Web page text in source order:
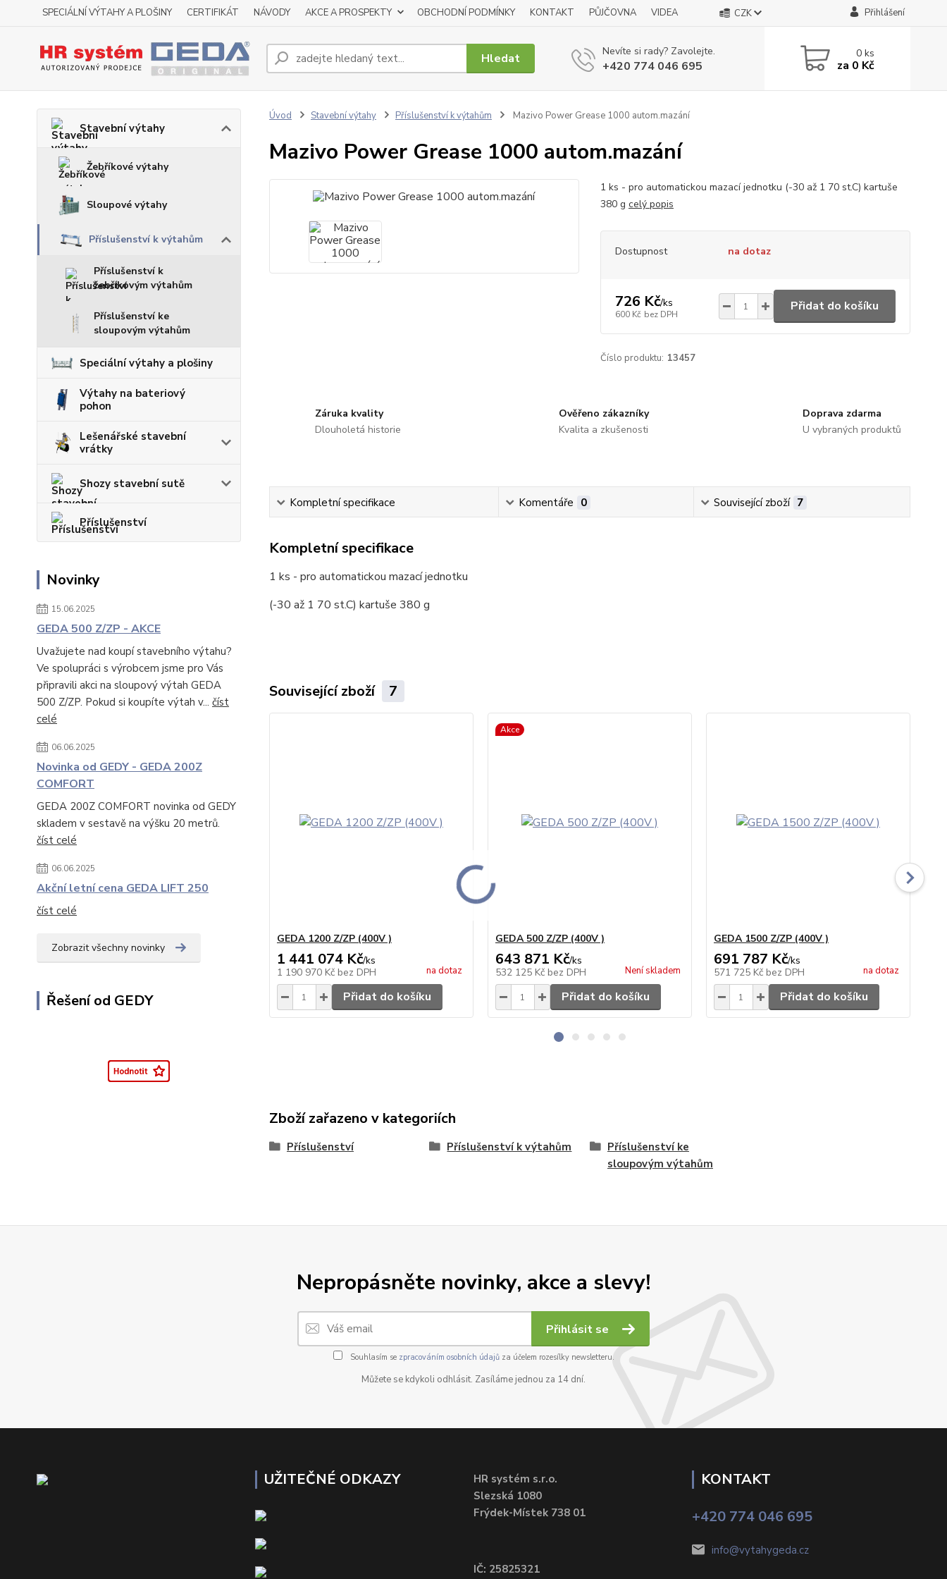
SPECIÁLNÍ VÝTAHY A PLOŠINY CERTIFIKÁT NÁVODY AKCE A PROSPEKTY OBCHODNÍ PODMÍNKY KONTAKT PŮJČOVNA VIDEA CZK Přihlášení
Hledat Nevíte si rady? Zavolejte.
+420 774 046 695
0ks
za 0 Kč
Stavební výtahy
Žebříkové výtahy
Sloupové výtahy
Příslušenství k výtahům
Příslušenství k
žebříkovým výtahům
Příslušenství ke
sloupovým výtahům
Speciální výtahy a plošiny
Výtahy na bateriový
pohon
Lešenářské stavební
vrátky
Shozy stavební sutě
Příslušenství
Novinky
15.06.2025
GEDA 500 Z/ZP - AKCE
Uvažujete nad koupí stavebního výtahu?
Ve spolupráci s výrobcem jsme pro Vás
připravili akci na sloupový výtah GEDA
500 Z/ZP. Pokud si koupíte výtah v... číst
celé
06.06.2025
Novinka od GEDY - GEDA 200Z
COMFORT
GEDA 200Z COMFORT novinka od GEDY
skladem v sestavě na výšku 20 metrů.
číst celé
06.06.2025
Akční letní cena GEDA LIFT 250
číst celé
Zobrazit všechny novinky
Řešení od GEDY
Úvod Stavební výtahy Příslušenství k výtahům Mazivo Power Grease 1000 autom.mazání
Mazivo Power Grease 1000 autom.mazání
1 ks - pro automatickou mazací jednotku (-30 až 1 70 st.C) kartuše
380 g celý popis
Dostupnost na dotaz
726 Kč/ks
600 Kč bez DPH
Přidat do košíku
Číslo produktu: 13457
Záruka kvality
Dlouholetá historie
Ověřeno zákazníky
Kvalita a zkušenosti
Doprava zdarma
U vybraných produktů
Kompletní specifikace Komentáře 0 Související zboží 7
Kompletní specifikace
1 ks - pro automatickou mazací jednotku
(-30 až 1 70 st.C) kartuše 380 g
Související zboží 7
GEDA 1200 Z/ZP (400V )
1 441 074 Kč/ks
1 190 970 Kč bez DPH na dotaz
Přidat do košíku
Akce
GEDA 500 Z/ZP (400V )
643 871 Kč/ks
532 125 Kč bez DPH Není skladem
Přidat do košíku
GEDA 1500 Z/ZP (400V )
691 787 Kč/ks
571 725 Kč bez DPH na dotaz
Přidat do košíku
Zboží zařazeno v kategoriích
Příslušenství Příslušenství k výtahům
Příslušenství ke
sloupovým výtahům
Nepropásněte novinky, akce a slevy!
Přihlásit se
Souhlasím se zpracováním osobních údajůza účelem rozesílky newsletteru.
Můžete se kdykoli odhlásit. Zasíláme jednou za 14 dní.
UŽITEČNÉ ODKAZY
HR systém s.r.o.
Slezská 1080
Frýdek-Místek 738 01
IČ: 25825321
KONTAKT
+420 774 046 695
info@vytahygeda.cz